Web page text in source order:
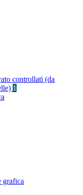
controllati (da
1
grafica